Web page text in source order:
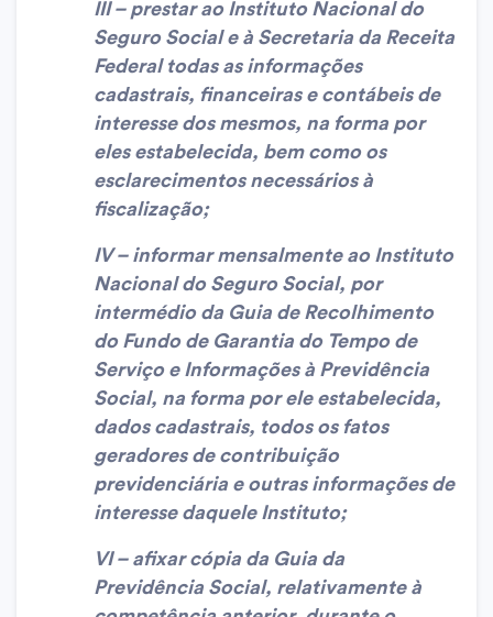
III – prestar ao Instituto Nacional do
Seguro Social e à Secretaria da Receita
Federal todas as informações
cadastrais, financeiras e contábeis de
interesse dos mesmos, na forma por
eles estabelecida, bem como os
esclarecimentos necessários à
fiscalização;
IV – informar mensalmente ao Instituto
Nacional do Seguro Social, por
intermédio da Guia de Recolhimento
do Fundo de Garantia do Tempo de
Serviço e Informações à Previdência
Social, na forma por ele estabelecida,
dados cadastrais, todos os fatos
geradores de contribuição
previdenciária e outras informações de
interesse daquele Instituto;
VI – afixar cópia da Guia da
Previdência Social, relativamente à